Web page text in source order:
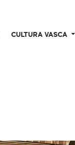
CULTURA VASCA